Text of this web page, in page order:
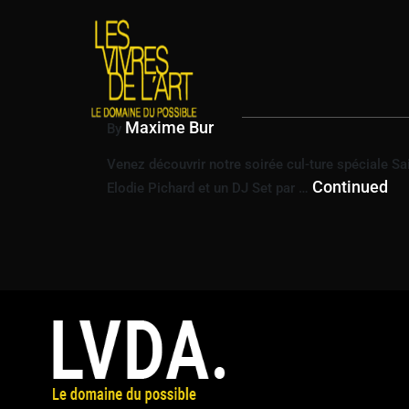
ÉTIQUETTE :
SOIRÉE CUL-TURE
29 janvier 2024
By Maxime Bur
Venez découvrir notre soirée cul-ture spéciale
Elodie Pichard et un DJ Set par … Continued